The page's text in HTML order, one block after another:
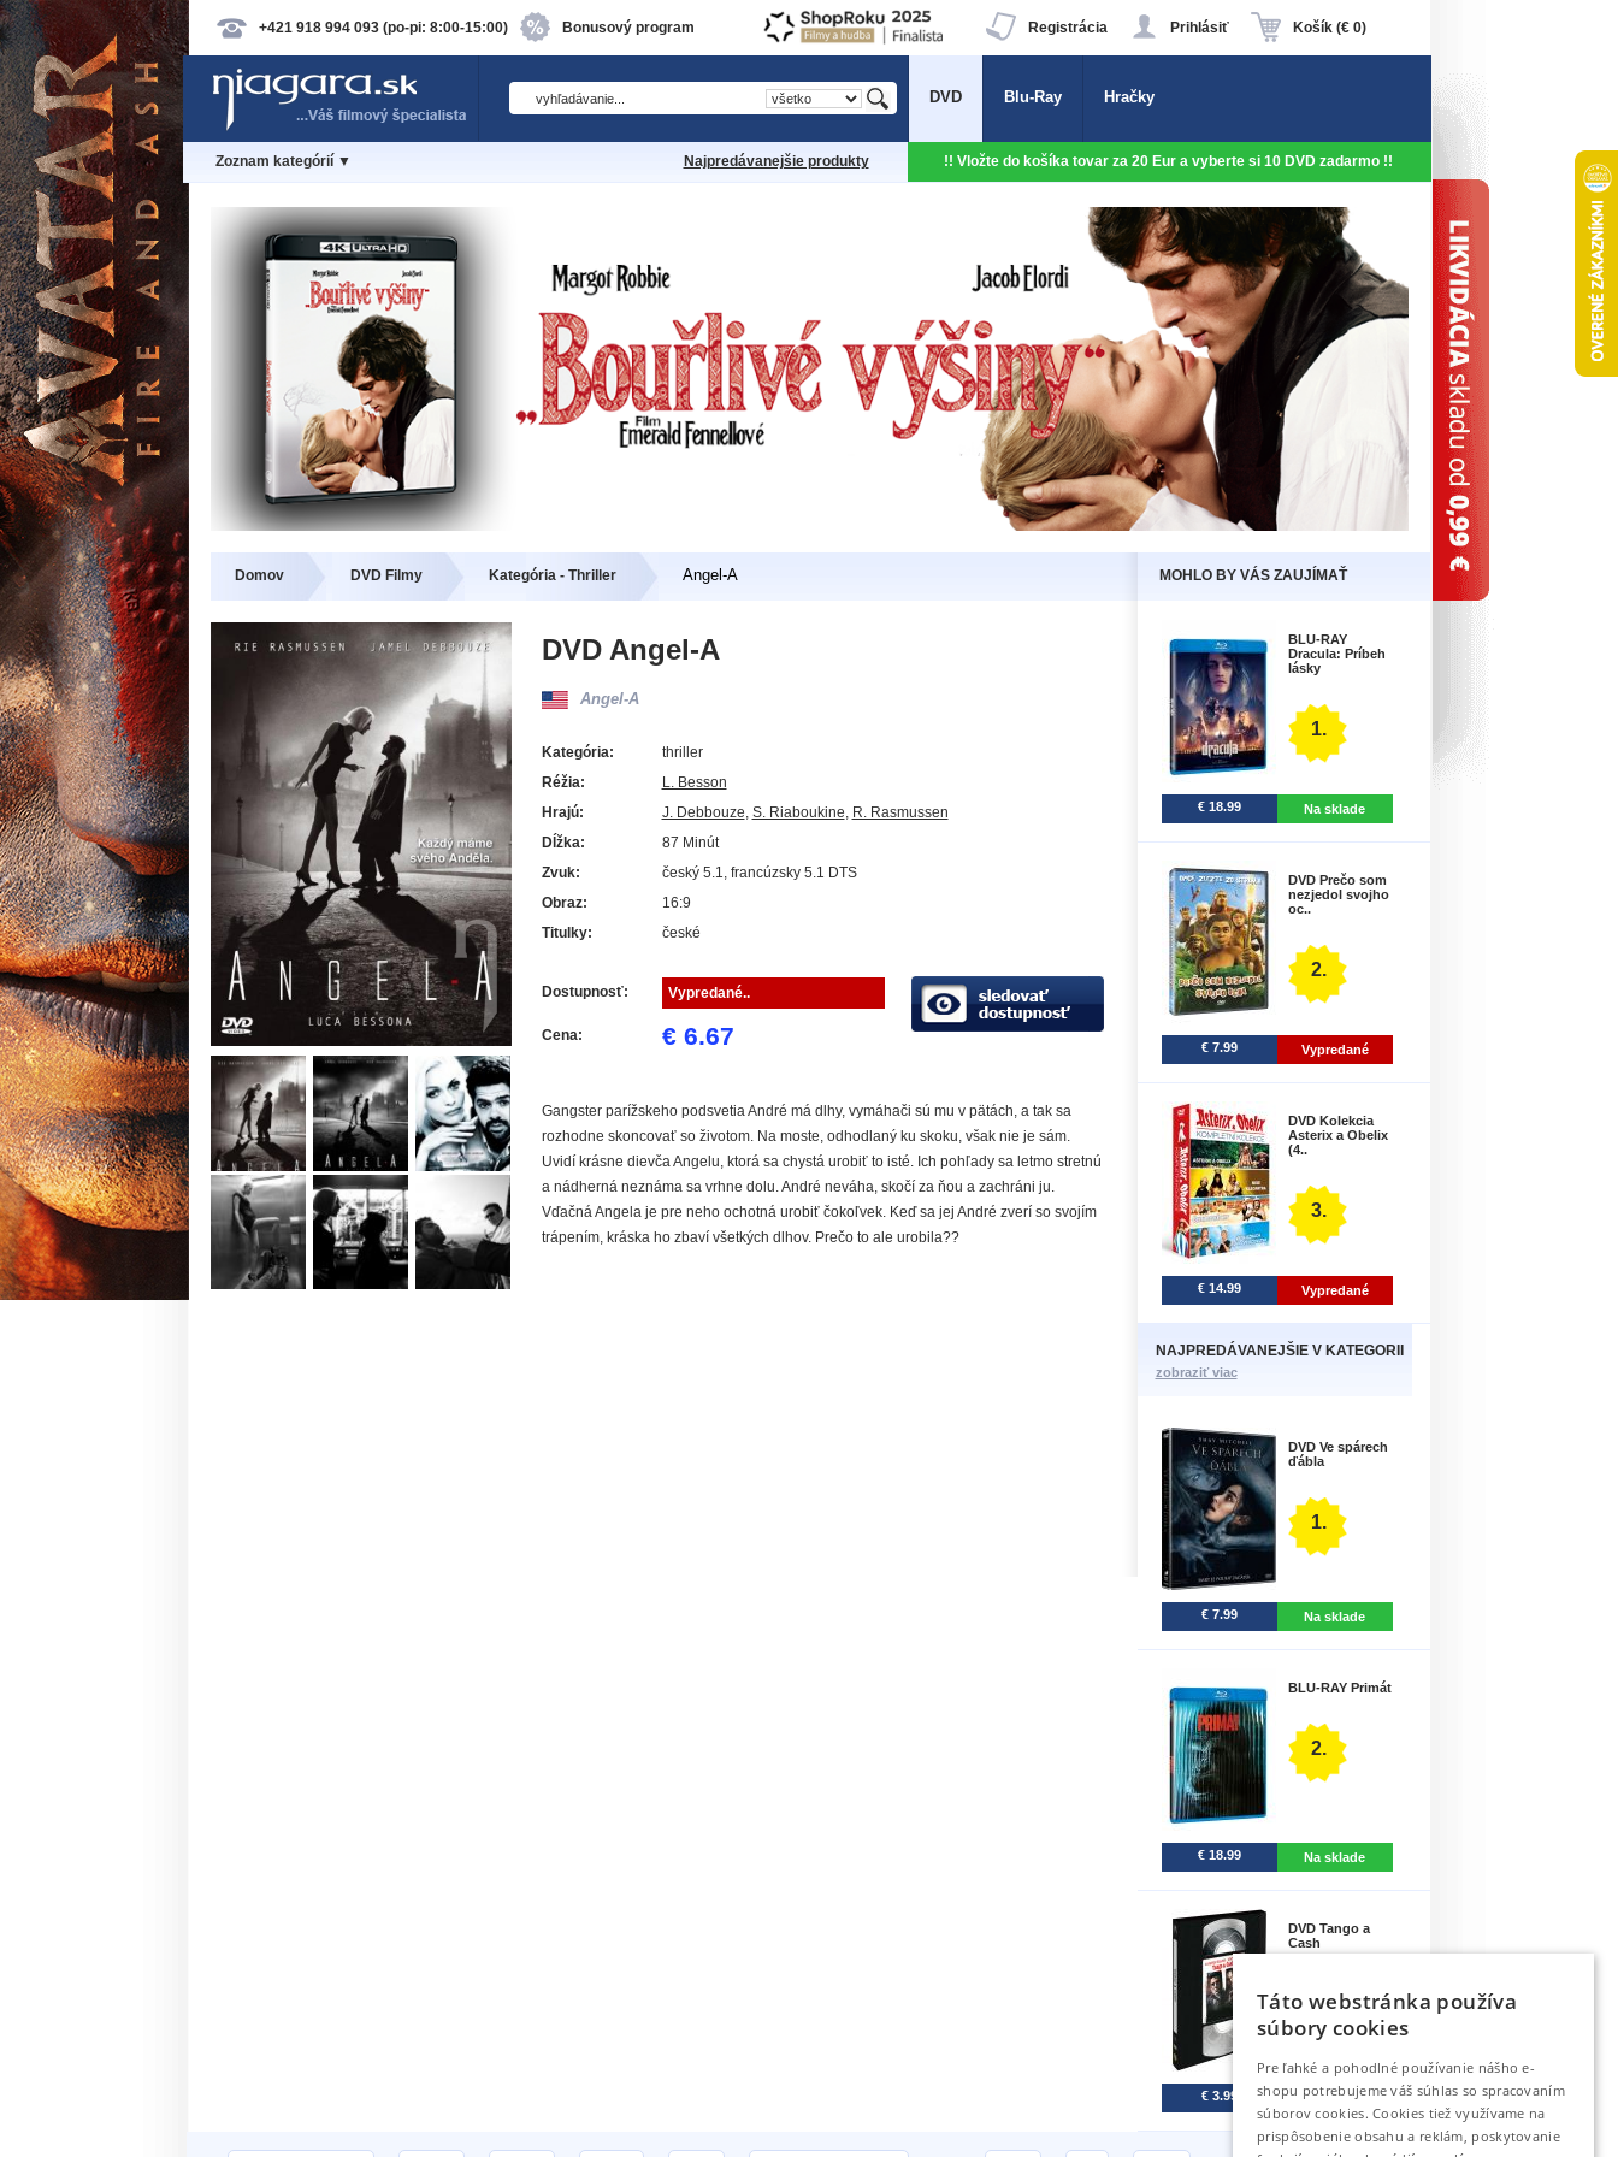
+421 918 994 093 (po-pi: 8:00-15:00) Bonusový program Košík (€ 0)
Prihlásiť
Registrácia
DVD Blu-Ray Hračky
Zoznam kategórií ▼ Najpredávanejšie produkty !! Vložte do košíka tovar za 20 Eur a vyberte si 10 DVD zadarmo !!
Domov DVD Filmy Kategória - Thriller Angel-A MOHLO BY VÁS ZAUJÍMAŤ
DVD Angel-A
Angel-A
Kategória:
thriller
Réžia:
L. Besson
Hrajú:
J. Debbouze, S. Riaboukine, R. Rasmussen
Dĺžka:
87 Minút
Zvuk:
český 5.1, francúzsky 5.1 DTS
Obraz:
16:9
Titulky:
české
Dostupnosť: Vypredané..
Cena: € 6.67
Gangster parížskeho podsvetia André má dlhy, vymáhači sú mu v pätách, a tak sa
rozhodne skoncovať so životom. Na moste, odhodlaný ku skoku, však nie je sám.
Uvidí krásne dievča Angelu, ktorá sa chystá urobiť to isté. Ich pohľady sa letmo stretnú
a nádherná neznáma sa vrhne dolu. André neváha, skočí za ňou a zachráni ju.
Vďačná Angela je pre neho ochotná urobiť čokoľvek. Keď sa jej André zverí so svojím
trápením, kráska ho zbaví všetkých dlhov. Prečo to ale urobila??
BLU-RAY
Dracula: Príbeh
lásky
1.
€ 18.99 Na sklade
DVD Prečo som
nezjedol svojho
oc..
2.
€ 7.99 Vypredané
DVD Kolekcia
Asterix a Obelix
(4..
3.
€ 14.99 Vypredané
NAJPREDÁVANEJŠIE V KATEGORII
zobraziť viac
DVD Ve spárech
ďábla
1.
€ 7.99 Na sklade
BLU-RAY Primát
2.
€ 18.99 Na sklade
DVD Tango a
Cash
3.
€ 3.99 Na sklade
Táto webstránka používa
súbory cookies
Pre ľahké a pohodlné používanie nášho e-
shopu potrebujeme váš súhlas so spracovaním
súborov cookies. Cookies tiež využívame na
prispôsobenie obsahu a reklám, poskytovanie